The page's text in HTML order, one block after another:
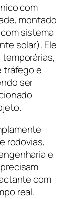
com
montado
sistema
solar). Ele
tráfego e
ser
rodovias,
e
com
real.